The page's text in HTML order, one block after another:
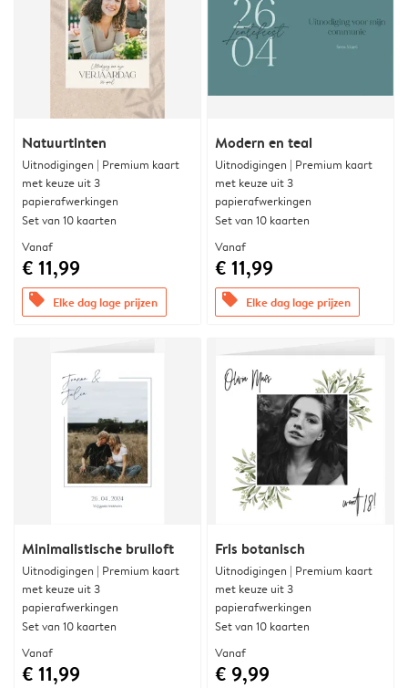
Natuurtinten
Uitnodigingen | Premium kaart
met keuze uit 3
papierafwerkingen
Set van 10 kaarten
Vanaf
€ 11,99
offers Elke dag lage prijzen
Modern en teal
Uitnodigingen | Premium kaart
met keuze uit 3
papierafwerkingen
Set van 10 kaarten
Vanaf
€ 11,99
offers Elke dag lage prijzen
Minimalistische bruiloft
Uitnodigingen | Premium kaart
met keuze uit 3
papierafwerkingen
Set van 10 kaarten
Vanaf
€ 11,99
Fris botanisch
Uitnodigingen | Premium kaart
met keuze uit 3
papierafwerkingen
Set van 10 kaarten
Vanaf
€ 9,99